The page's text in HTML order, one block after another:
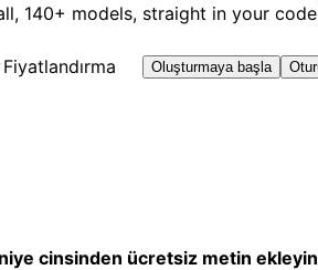
140+ models, straight in your
Fiyatlandırma Oluşturmaya başla
cinsinden ücretsiz metin ekleyin